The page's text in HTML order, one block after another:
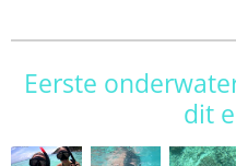
Eerste
dit